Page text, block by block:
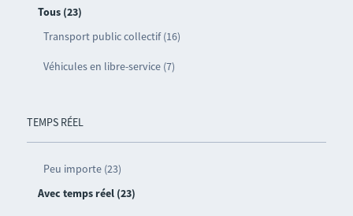
Tous (23)
Transport public collectif (16)
Véhicules en libre-service (7)
TEMPS RÉEL
Peu importe (23)
Avec temps réel (23)